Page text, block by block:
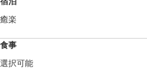
癒楽
食事
選択可能